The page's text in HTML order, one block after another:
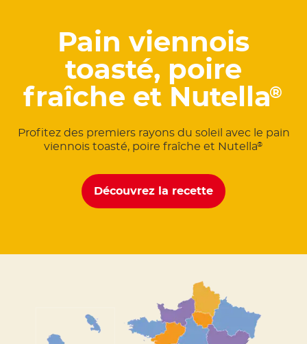
Pain viennois
toasté, poire
fraîche et Nutella®
Profitez des premiers rayons du soleil avec le pain
viennois toasté, poire fraîche et Nutella®
Découvrez la recette